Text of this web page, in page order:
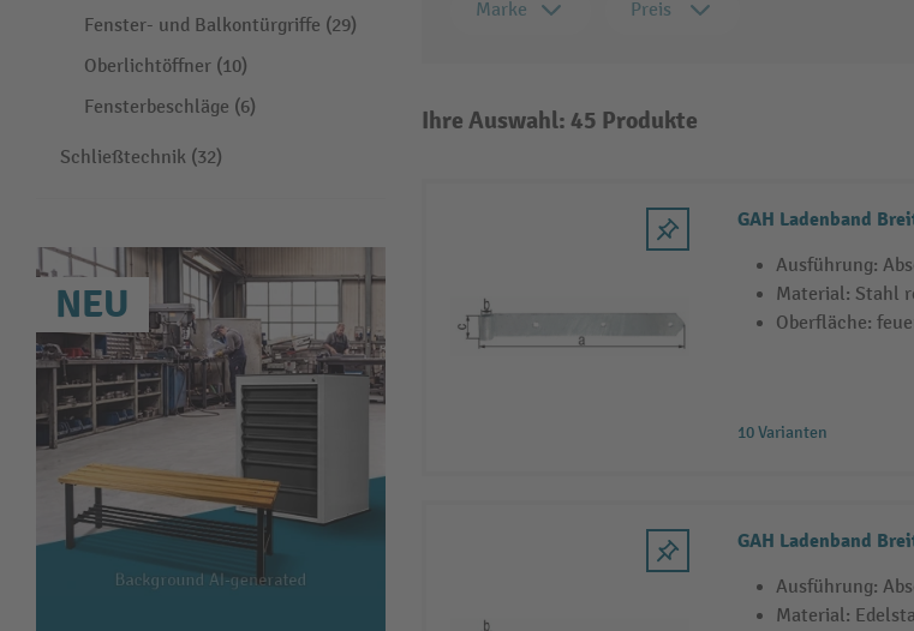
Fenster- und Balkontürgriffe (29)
Oberlichtöffner (10)
Fensterbeschläge (6)
Schließtechnik (32)
NEU
Marke Preis
Ihre Auswahl: 45 Produkte
GAH Ladenband
Ausführung:
Material: Stahl
Oberfläche:
10 Varianten
GAH Ladenband
Ausführung:
Material: